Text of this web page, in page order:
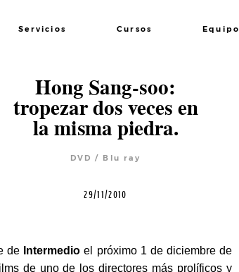
Servicios Cursos Equipo
Hong Sang-soo:
tropezar dos veces en
la misma piedra.
DVD / Blu ray
29/11/2010
de Intermedio el próximo 1 de diciembre de
de uno de los directores más prolíficos y